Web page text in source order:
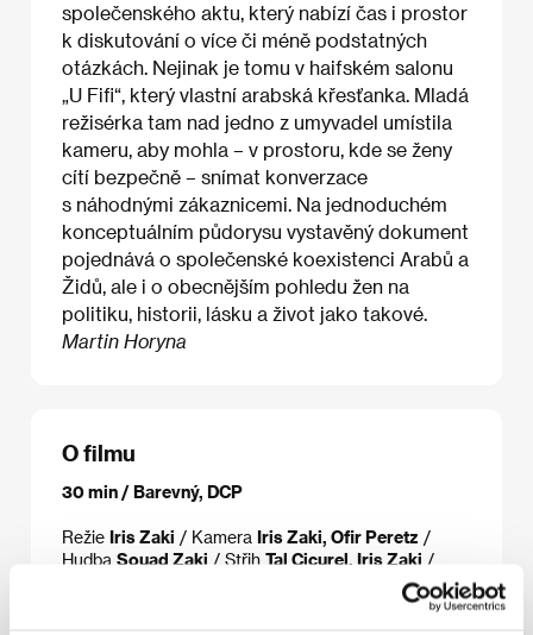
společenského aktu, který nabízí čas i prostor
k diskutování o více či méně podstatných
otázkách. Nejinak je tomu v haifském salonu
„U Fifi“, který vlastní arabská křesťanka. Mladá
režisérka tam nad jedno z umyvadel umístila
kameru, aby mohla – v prostoru, kde se ženy
cítí bezpečně – snímat konverzace
s náhodnými zákaznicemi. Na jednoduchém
konceptuálním půdorysu vystavěný dokument
pojednává o společenské koexistenci Arabů a
Židů, ale i o obecnějším pohledu žen na
politiku, historii, lásku a život jako takové.
Martin Horyna
O filmu
30 min / Barevný, DCP
Režie Iris Zaki / Kamera Iris Zaki, Ofir Peretz /
Hudba Souad Zaki / Střih Tal Cicurel, Iris Zaki /